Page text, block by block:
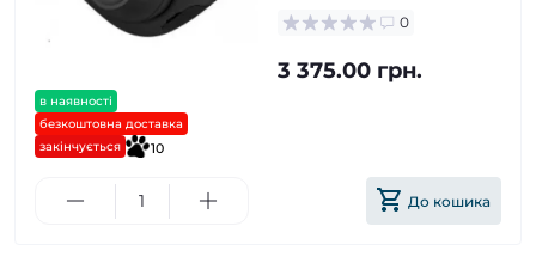
в наявності
безкоштовна доставка
закінчується
10
0
3 375.00 грн.
До кошика